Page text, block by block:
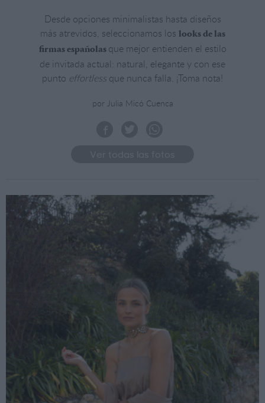
Desde opciones minimalistas hasta diseños
más atrevidos, seleccionamos los
looks de las
firmas españolas que mejor entienden el estilo
de invitada actual: natural, elegante y con ese
punto effortless que nunca falla. ¡Toma nota!
por Julia Micó Cuenca